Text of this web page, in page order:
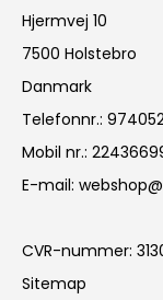
Hjermvej 10
7500 Holstebro
Danmark
Telefonnr.:
Mobil nr.:
E-mail:
CVR-nummer:
Sitemap